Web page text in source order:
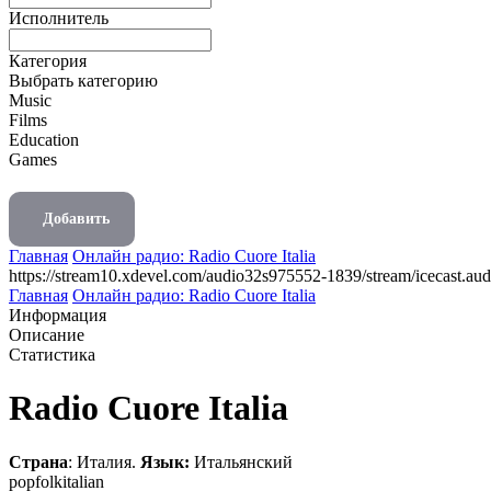
Исполнитель
Категория
Выбрать категорию
Music
Films
Education
Games
Добавить
Главная Онлайн радио: Radio Cuore Italia
https://stream10.xdevel.com/audio32s975552-1839/stream/
Главная Онлайн радио: Radio Cuore Italia
Информация
Описание
Статистика
Radio Cuore Italia
Страна: Италия. Язык: Итальянский
popfolkitalian